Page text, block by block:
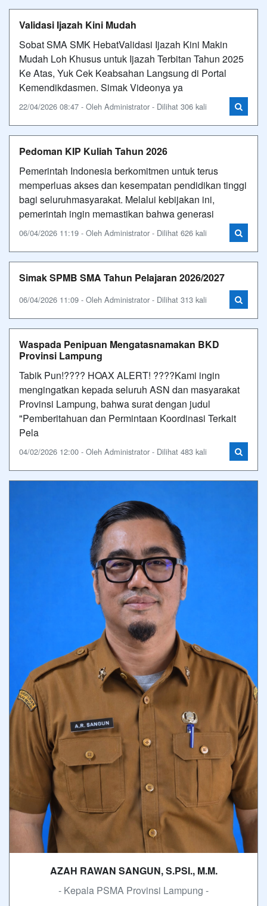
Validasi Ijazah Kini Mudah
Sobat SMA SMK HebatValidasi Ijazah Kini Makin
Mudah Loh Khusus untuk Ijazah Terbitan Tahun 2025
Ke Atas, Yuk Cek Keabsahan Langsung di Portal
Kemendikdasmen. Simak Videonya ya
22/04/2026 08:47 - Oleh Administrator - Dilihat 306 kali
Pedoman KIP Kuliah Tahun 2026
Pemerintah Indonesia berkomitmen untuk terus
memperluas akses dan kesempatan pendidikan tinggi
bagi seluruhmasyarakat. Melalui kebijakan ini,
pemerintah ingin memastikan bahwa generasi
06/04/2026 11:19 - Oleh Administrator - Dilihat 626 kali
Simak SPMB SMA Tahun Pelajaran 2026/2027
06/04/2026 11:09 - Oleh Administrator - Dilihat 313 kali
Waspada Penipuan Mengatasnamakan BKD
Provinsi Lampung
Tabik Pun!???? HOAX ALERT! ????Kami ingin
mengingatkan kepada seluruh ASN dan masyarakat
Provinsi Lampung, bahwa surat dengan judul
"Pemberitahuan dan Permintaan Koordinasi Terkait
Pela
04/02/2026 12:00 - Oleh Administrator - Dilihat 483 kali
AZAH RAWAN SANGUN, S.PSI., M.M.
- Kepala PSMA Provinsi Lampung -